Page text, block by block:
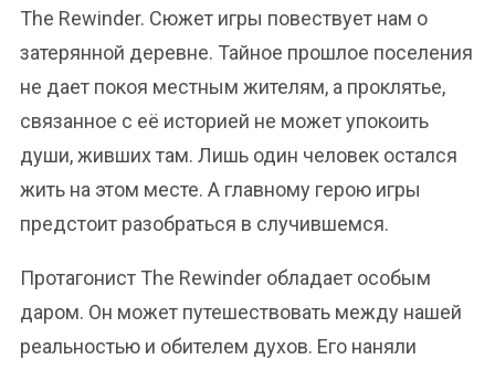
The Rewinder. Сюжет игры повествует нам о
затерянной деревне. Тайное прошлое поселения
не дает покоя местным жителям, а проклятье,
связанное с её историей не может упокоить
души, живших там. Лишь один человек остался
жить на этом месте. А главному герою игры
предстоит разобраться в случившемся.
Протагонист The Rewinder обладает особым
даром. Он может путешествовать между нашей
реальностью и обителем духов. Его наняли